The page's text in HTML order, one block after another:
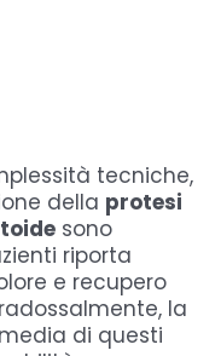
tecniche,
della protesi
sono
riporta
e recupero
la
di questi